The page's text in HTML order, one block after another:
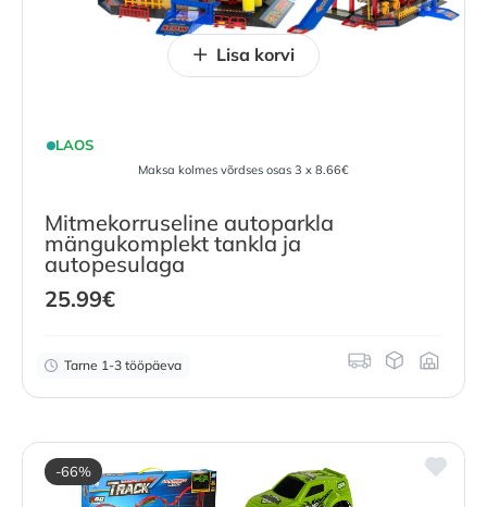
LAOS
Maksa kolmes võrdses osas 3 x 8.66€
Mitmekorruseline autoparkla
mängukomplekt tankla ja
autopesulaga
25.99€
Tarne 1-3 tööpäeva
Lisa korvi
-66%